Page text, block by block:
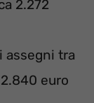
2.272
assegni tra
euro